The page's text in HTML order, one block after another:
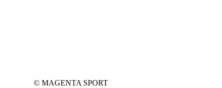
© MAGENTA SPORT